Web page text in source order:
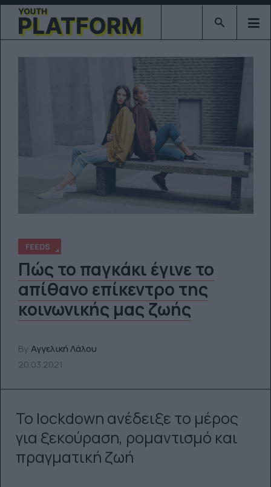
Type 2 or
FEEDS
Πώς το παγκάκι έγινε το
απίθανο επίκεντρο της
κοινωνικής μας ζωής
By Αγγελική Λάλου
20.03.2021
Το lockdown ανέδειξε το μέρος
για ξεκούραση, ρομαντισμό και
πραγματική ζωή